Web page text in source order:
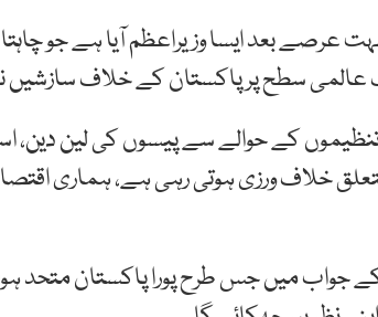
عرصے بعد ایسا وزیراعظم آیا ہے جو
عالمی سطح پر پاکستان کے خلاف سازشیں
کے حوالے سے پیسوں کی لین دین،
خلاف ورزی ہوتی رہی ہے، ہماری
جواب میں جس طرح پورا پاکستان متحد